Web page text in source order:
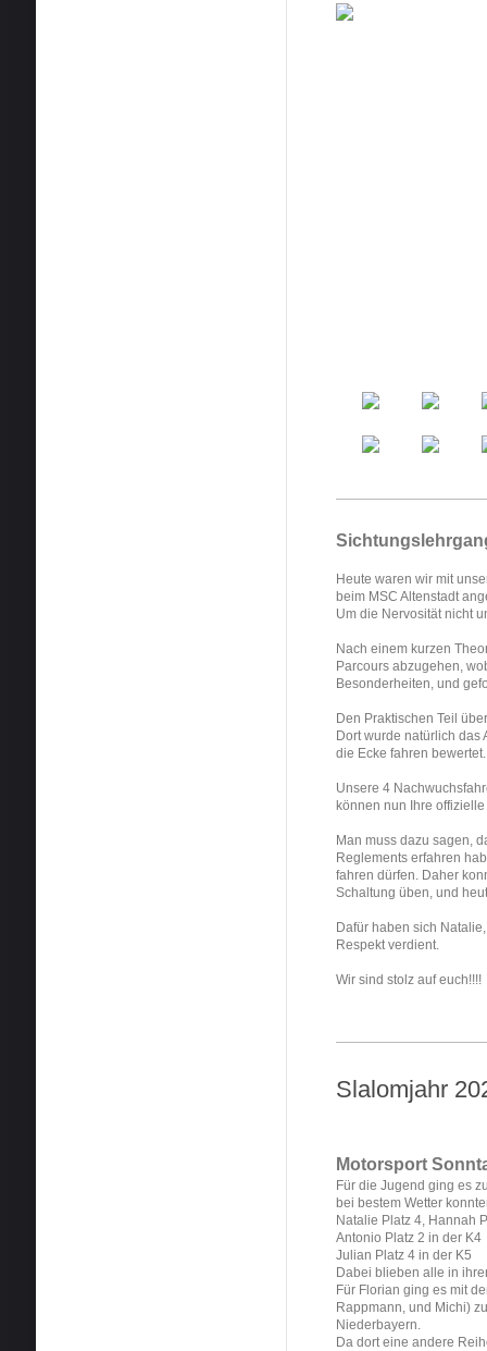
Heute waren wir mit
beim MSC Altenstadt
Um die Nervosität nicht
Nach einem kurzen
Parcours abzugehen,
Besonderheiten, und
Den Praktischen Teil
Dort wurde natürlich das
die Ecke fahren
Unsere 4
können nun Ihre
Man muss dazu sagen,
Reglements erfahren
fahren dürfen. Daher
Schaltung üben, und
Dafür haben sich
Respekt verdient.
Wir sind stolz auf euch!!!!
Slalomjahr
Motorsport
Für die Jugend ging es
bei bestem Wetter
Natalie Platz 4, Hannah
Antonio Platz 2 in der K4
Julian Platz 4 in der K5
Dabei blieben alle in
Für Florian ging es mit
Rappmann, und Michi)
Niederbayern.
Da dort eine andere